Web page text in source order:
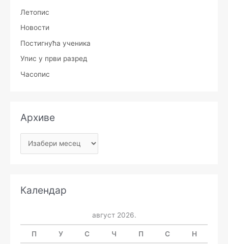
Летопис
Новости
Постигнућа ученика
Упис у први разред
Часопис
Архиве
Календар
август 2026.
П У С Ч П С Н